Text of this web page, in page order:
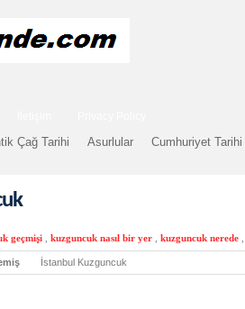
Çağ Tarihi Asurlular Cumhuriyet Tarihi
geçmişi kuzguncuk nasıl bir yer kuzguncuk nerede
İstanbul Kuzguncuk